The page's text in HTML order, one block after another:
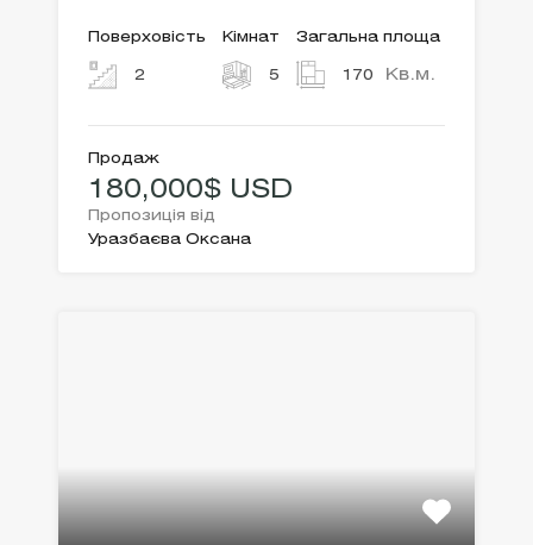
Поверховість
2
Кімнат
5
Загальна площа
170 Кв.м.
Продаж
180,000$ USD
Пропозиція від
Уразбаєва Оксана